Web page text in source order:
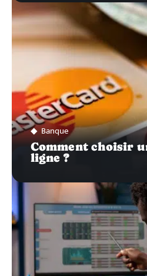
Banque
Comment choisir
ligne ?